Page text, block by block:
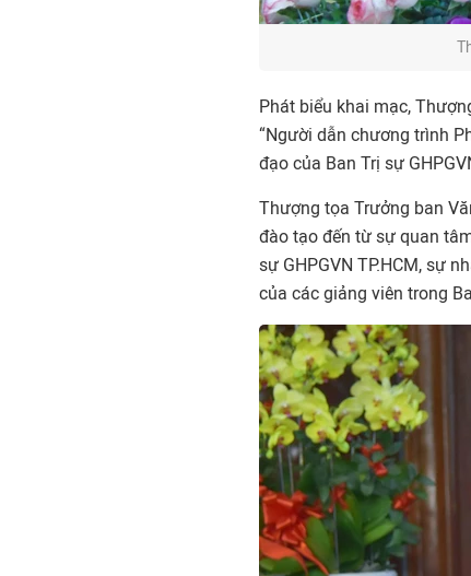
Phát biểu khai mạc,
“Người dẫn chương trình
đạo của Ban Trị sự
Thượng tọa Trưởng ban
đào tạo đến từ sự quan
sự GHPGVN TP.HCM, sự
của các giảng viên trong